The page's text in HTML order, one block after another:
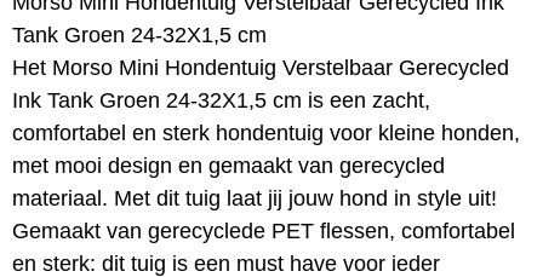
Tank Groen 24-32X1,5 cm
Het Morso Mini Hondentuig Verstelbaar Gerecycled
Ink Tank Groen 24-32X1,5 cm is een zacht,
comfortabel en sterk hondentuig voor kleine honden,
met mooi design en gemaakt van gerecycled
materiaal. Met dit tuig laat jij jouw hond in style uit!
Gemaakt van gerecyclede PET flessen, comfortabel
en sterk: dit tuig is een must have voor ieder